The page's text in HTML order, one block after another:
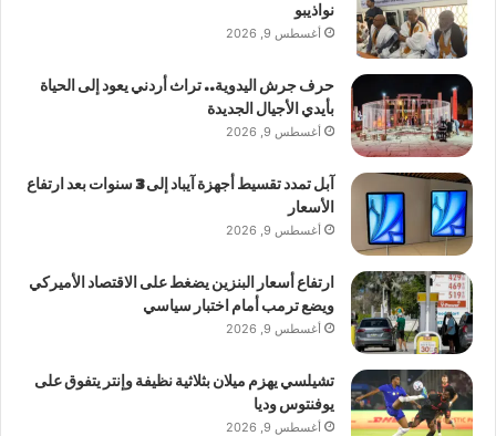
نواذيبو
أغسطس 9, 2026
حرف جرش اليدوية.. تراث أردني يعود إلى الحياة
بأيدي الأجيال الجديدة
أغسطس 9, 2026
آبل تمدد تقسيط أجهزة آيباد إلى 3 سنوات بعد ارتفاع
الأسعار
أغسطس 9, 2026
ارتفاع أسعار البنزين يضغط على الاقتصاد الأميركي
ويضع ترمب أمام اختبار سياسي
أغسطس 9, 2026
تشيلسي يهزم ميلان بثلاثية نظيفة وإنتر يتفوق على
يوفنتوس وديا
أغسطس 9, 2026